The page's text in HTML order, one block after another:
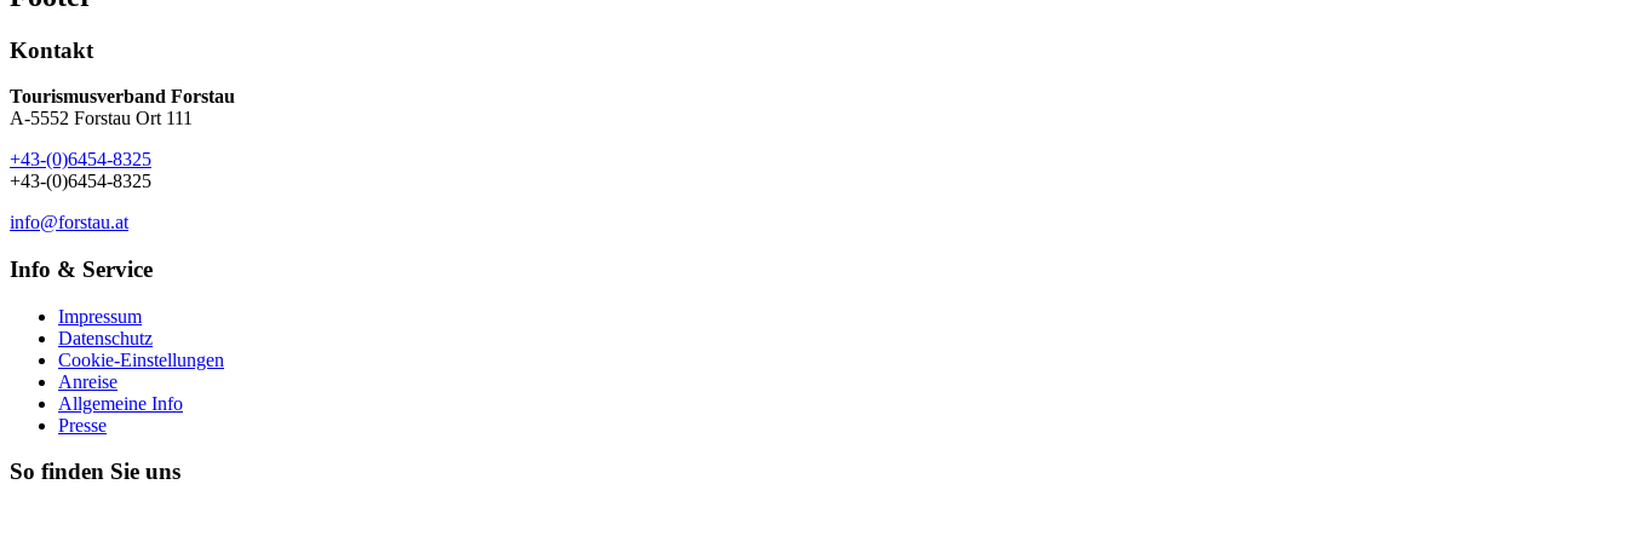
Kontakt
Tourismusverband Forstau
A-5552 Forstau Ort 111
+43-(0)6454-8325
+43-(0)6454-8325
info@forstau.at
Info & Service
Impressum
Datenschutz
Cookie-Einstellungen
Anreise
Allgemeine Info
Presse
So finden Sie uns